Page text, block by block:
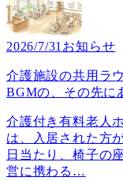
2026/7/31お知らせ
介護施設の共用ラ
BGMの、その先に
介護付き有料老人
は、入居された方
日当たり、椅子の
営に携わる …